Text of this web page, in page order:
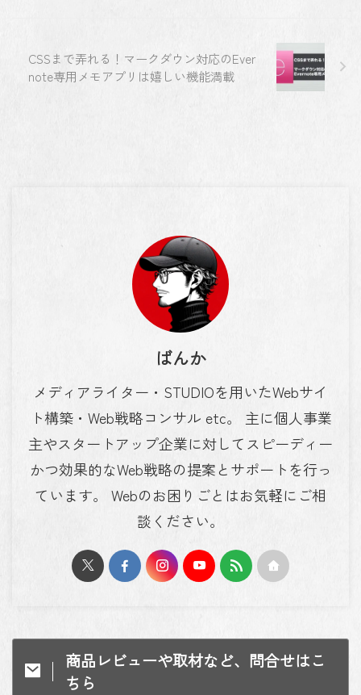
CSSまで弄れる！マークダウン対応のEver
note専用メモアプリは嬉しい機能満載
ばんか
メディアライター・STUDIOを用いたWebサイ
ト構築・Web戦略コンサル etc。 主に個人事業
主やスタートアップ企業に対してスピーディー
かつ効果的なWeb戦略の提案とサポートを行っ
ています。 Webのお困りごとはお気軽にご相
談ください。
商品レビューや取材など、問合せはこ
ちら